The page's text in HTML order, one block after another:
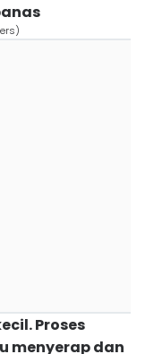
Proses
menyerap dan